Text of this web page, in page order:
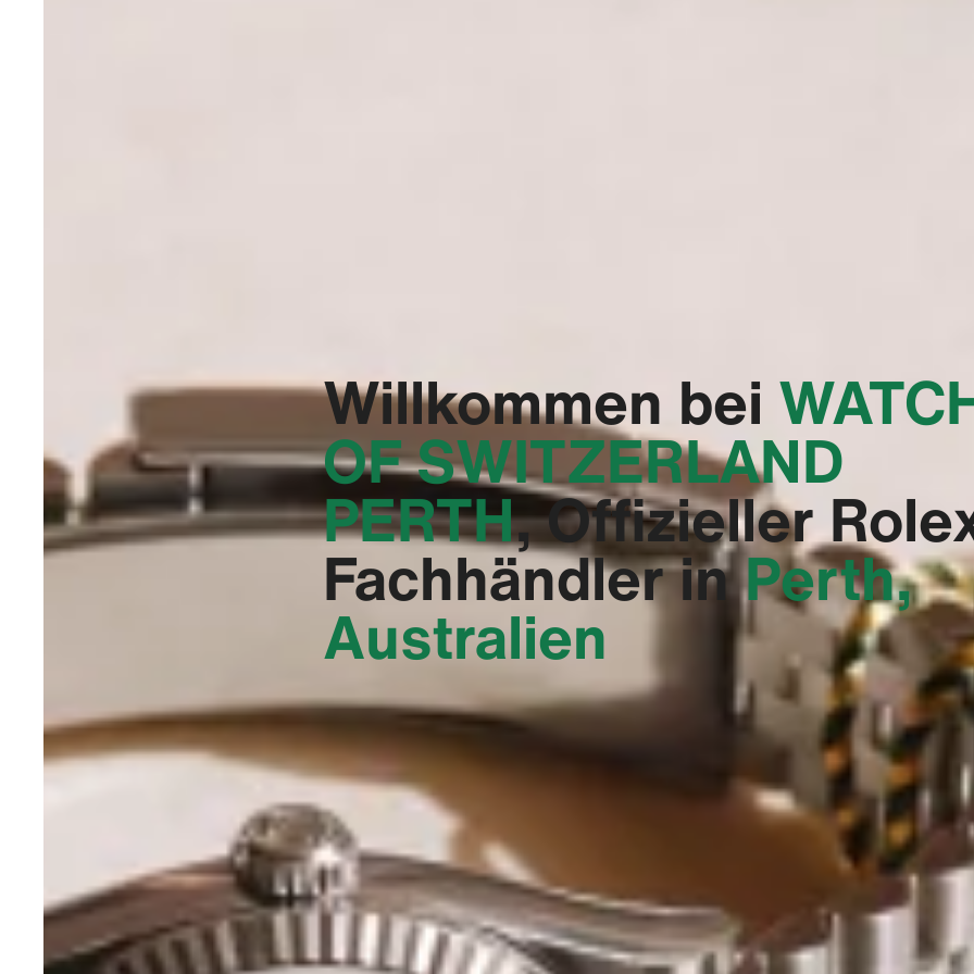
Willkommen bei
OF SWITZERLAND
PERTH‬, Offizieller
Fachhändler inPerth,
Australien